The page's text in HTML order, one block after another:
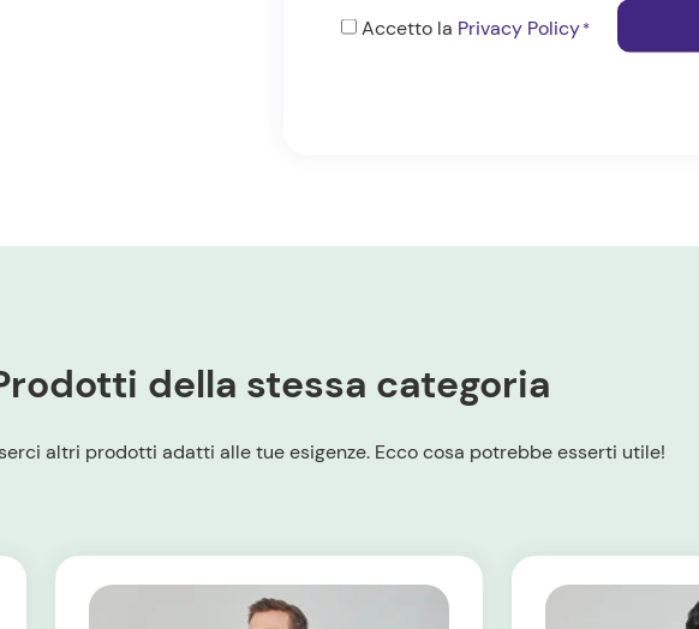
Consenso
Accetto la Privacy Policy*
della stessa categoria
altri prodotti adatti alle tue esigenze. Ecco cosa potrebbe esserti utile!